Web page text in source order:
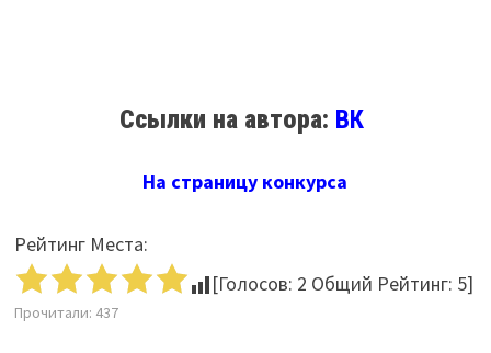
Ссылки на автора: ВК
На страницу конкурса
Рейтинг Места:
[Голосов: 2 Общий Рейтинг: 5]
Прочитали: 437